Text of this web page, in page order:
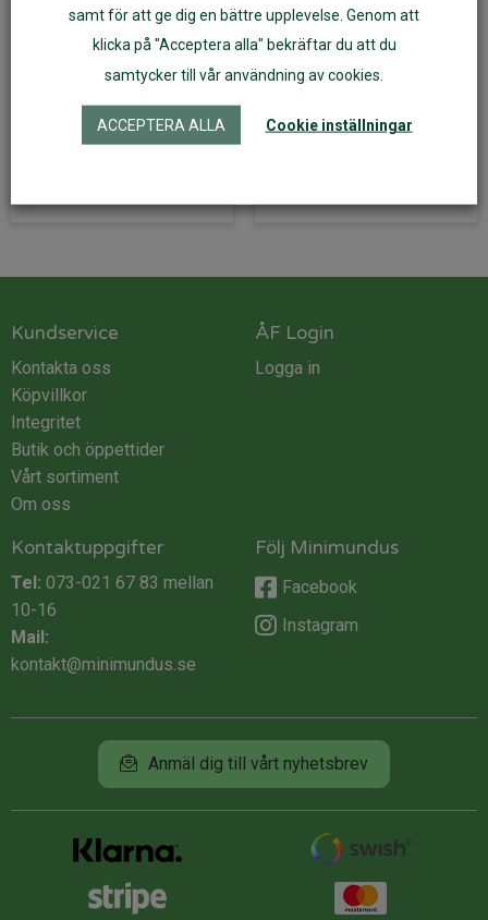
Laglapp av
minimundus ullfleece
59kr
Laglapp ekologisk
Kundservice
Kontakta oss
Köpvillkor
Integritet
Butik och öppettider
Vårt sortiment
Om oss
ÅF Login
Logga in
Kontaktuppgifter
Tel: 073-021 67 83 mellan
10-16
Mail:
kontakt@minimundus.se
Följ Minimundus
Facebook
Instagram
Anmäl dig till vårt nyhetsbrev
samt för att ge dig en bättre upplevelse. Genom att
klicka på "Acceptera alla" bekräftar du att du
samtycker till vår användning av cookies.
ACCEPTERA ALLA Cookie inställningar